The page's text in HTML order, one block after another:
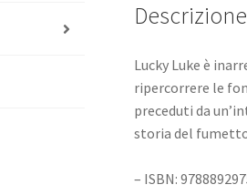
Descrizione
Lucky Luke è
ripercorrere le
preceduti da
storia del
– ISBN: